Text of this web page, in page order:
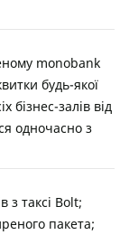
monobank
будь-якої
бізнес-залів від
одночасно з
з таксі Bolt;
пакета;